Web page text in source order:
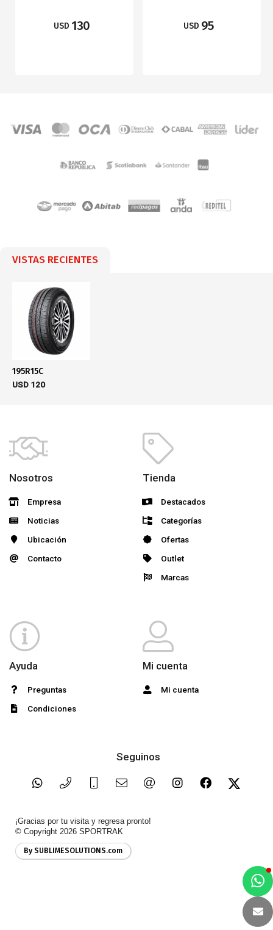
USD 130 USD 95
VISTAS RECIENTES
195R15C
USD 120
Nosotros
Empresa
Noticias
Ubicación
Contacto
Tienda
Destacados
Categorías
Ofertas
Outlet
Marcas
Ayuda
Preguntas
Condiciones
Mi cuenta
Mi cuenta
Seguinos
¡Gracias por tu visita y regresa pronto!
© Copyright 2026 SPORTRAK
By SUBLIMESOLUTIONS.com